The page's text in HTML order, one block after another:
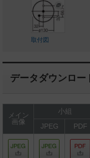
取付図
データダウンロー
メイン
画像
小組
JPEG
PDF